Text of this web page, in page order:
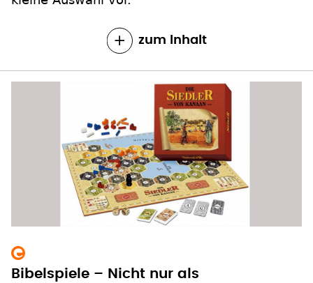
zum Inhalt
Bibelspiele – Nicht nur als